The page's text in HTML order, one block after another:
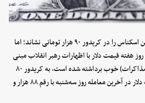
دلار در بازگشایی بازار ارز این اسکناس را در کریدور ۹۰ هزار تومانی نشاند؛ اما
هفته قیمت دلار با اظهارات رهبر انقلاب مبنی
بر اینکه قدم‌های ابتدایی (مذاکرات) خوب برداشته شده است، به کریدور ۸۰
هزار تومانی برگشت. قیمت دلار در آخرین معامله روز سه‌شنبه با رقم ۸۸ هزار و